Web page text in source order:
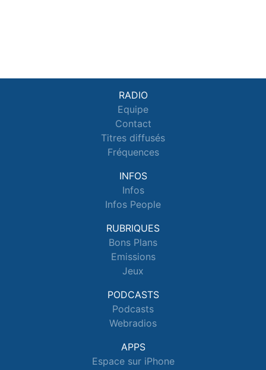
RADIO
Equipe
Contact
Titres diffusés
Fréquences
INFOS
Infos
Infos People
RUBRIQUES
Bons Plans
Emissions
Jeux
PODCASTS
Podcasts
Webradios
APPS
Espace sur iPhone